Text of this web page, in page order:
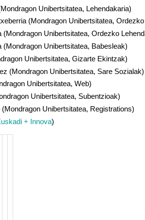
Unibertsitatea, Lehendakaria)
(Mondragon Unibertsitatea,
(Mondragon Unibertsitatea, Ordezko
(Mondragon Unibertsitatea, Babesleak)
Unibertsitatea, Gizarte Ekintzak)
(Mondragon Unibertsitatea, Sare Sozialak)
Unibertsitatea, Web)
Unibertsitatea, Subentzioak)
Unibertsitatea, Registrations)
+ Innova)